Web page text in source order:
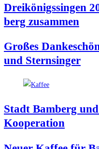
Drei­kö­nigs­sin­gen
berg zusammen
Gro­ßes
und Sternsinger
Stadt Bam­berg
Kooperation